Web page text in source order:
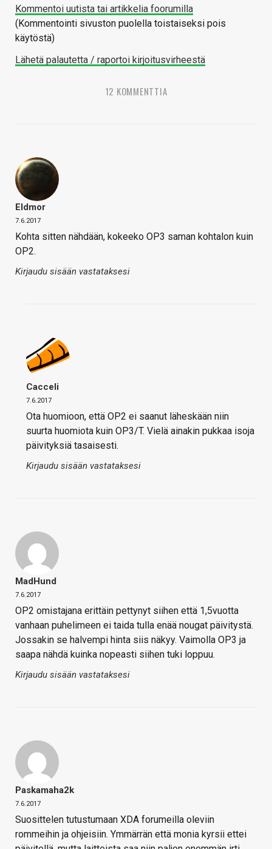
Kommentoi uutista tai artikkelia foorumilla
(Kommentointi sivuston puolella toistaiseksi pois
käytöstä)
Lähetä palautetta / raportoi kirjoitusvirheestä
12 KOMMENTTIA
Eldmor
7.6.2017
Kohta sitten nähdään, kokeeko OP3 saman kohtalon kuin
OP2.
Kirjaudu sisään vastataksesi
Cacceli
7.6.2017
Ota huomioon, että OP2 ei saanut läheskään niin
suurta huomiota kuin OP3/T. Vielä ainakin pukkaa isoja
päivityksiä tasaisesti.
Kirjaudu sisään vastataksesi
MadHund
7.6.2017
OP2 omistajana erittäin pettynyt siihen että 1,5vuotta
vanhaan puhelimeen ei taida tulla enää nougat päivitystä.
Jossakin se halvempi hinta siis näkyy. Vaimolla OP3 ja
saapa nähdä kuinka nopeasti siihen tuki loppuu.
Kirjaudu sisään vastataksesi
Paskamaha2k
7.6.2017
Suosittelen tutustumaan XDA forumeilla oleviin
rommeihin ja ohjeisiin. Ymmärrän että monia kyrsii ettei